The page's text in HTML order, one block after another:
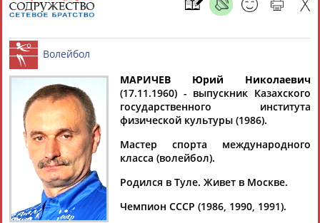
СПОРТСМЕНЫ, ТРЕНЕРЫ И СПЕЦИАЛИСТЫ
Найдено: 1персона Расширенный поиск
Юрий
МАРИЧЕВ
Волейбол
МАРИЧЕВ Юрий Николаевич
(17.11.1960) - выпускник Казахского
государственного института
физической культуры (1986).
Мастер спорта международного
класса (волейбол).
Родился в Туле. Живет в Москве.
Чемпион СССР (1986, 1990, 1991).